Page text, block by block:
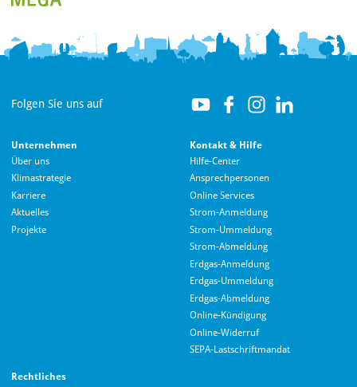
Folgen Sie uns auf
Unternehmen
Über uns
Klimastrategie
Karriere
Aktuelles
Projekte
Kontakt & Hilfe
Hilfe-Center
Ansprechpersonen
Online Services
Strom-Anmeldung
Strom-Ummeldung
Strom-Abmeldung
Erdgas-Anmeldung
Erdgas-Ummeldung
Erdgas-Abmeldung
Online-Kündigung
Online-Widerruf
SEPA-Lastschriftmandat
Rechtliches